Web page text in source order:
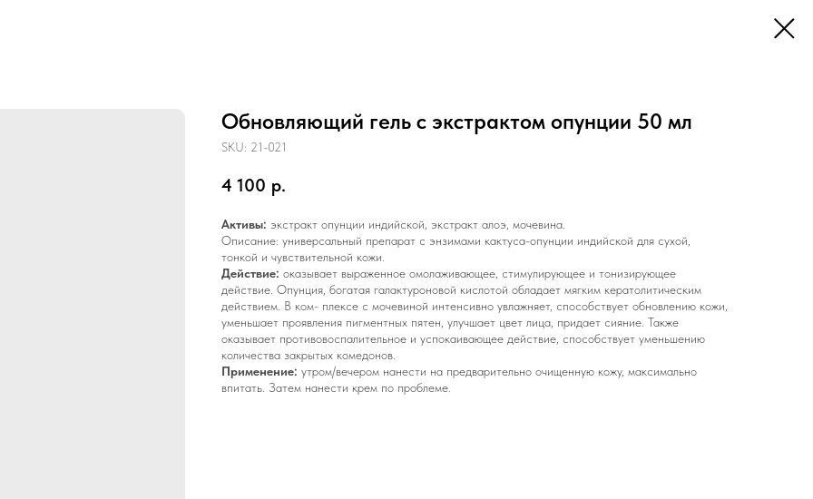
Обновляющий гель с экстрактом опунции 50 мл
SKU: 21-021
4 100 р.
Активы: экстракт опунции индийской, экстракт алоэ, мочевина.
Описание: универсальный препарат с энзимами кактуса-опунции индийской для сухой,
тонкой и чувствительной кожи.
Действие: оказывает выраженное омолаживающее, стимулирующее и тонизирующее
действие. Опунция, богатая галактуроновой кислотой обладает мягким кератолитическим
действием. В ком- плексе с мочевиной интенсивно увлажняет, способствует обновлению кожи,
уменьшает проявления пигментных пятен, улучшает цвет лица, придает сияние. Также
оказывает противовоспалительное и успокаивающее действие, способствует уменьшению
количества закрытых комедонов.
Применение: утром/вечером нанести на предварительно очищенную кожу, максимально
впитать. Затем нанести крем по проблеме.